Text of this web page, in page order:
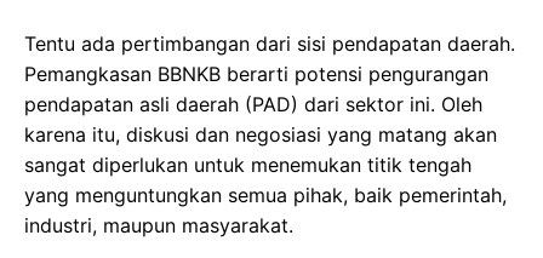
Tentu ada pertimbangan dari sisi pendapatan daerah.
Pemangkasan BBNKB berarti potensi pengurangan
pendapatan asli daerah (PAD) dari sektor ini. Oleh
karena itu, diskusi dan negosiasi yang matang akan
sangat diperlukan untuk menemukan titik tengah
yang menguntungkan semua pihak, baik pemerintah,
industri, maupun masyarakat.